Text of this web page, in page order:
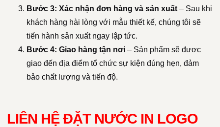
Bước 3: Xác nhận đơn hàng và sản xuất – Sau khi
khách hàng hài lòng với mẫu thiết kế, chúng tôi sẽ
tiến hành sản xuất ngay lập tức.
Bước 4: Giao hàng tận nơi – Sản phẩm sẽ được
giao đến địa điểm tổ chức sự kiện đúng hẹn, đảm
bảo chất lượng và tiến độ.
LIÊN HỆ ĐẶT NƯỚC IN LOGO